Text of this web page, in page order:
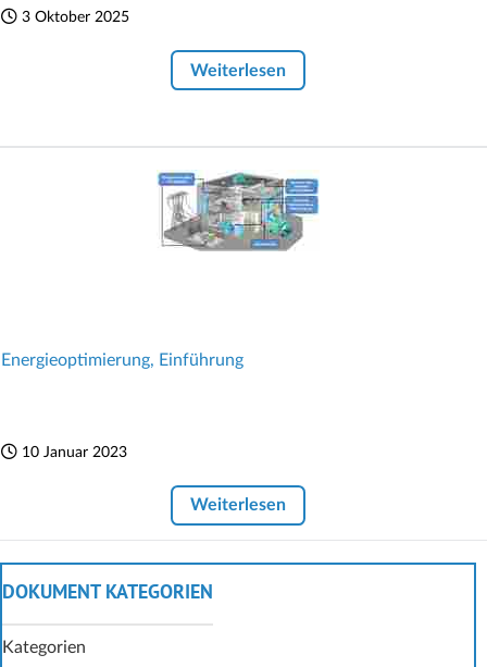
3 Oktober 2025
Weiterlesen
Energieoptimierung, Einführung
10 Januar 2023
Weiterlesen
DOKUMENT KATEGORIEN
Kategorien